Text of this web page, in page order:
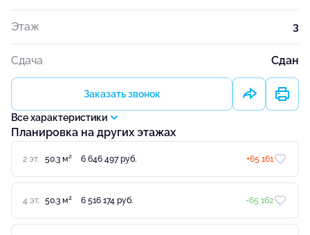
Этаж 3
Сдача Сдан
Заказать звонок
Все характеристики
Планировка на других этажах
2 эт. 50.3 м2 6 646 497 руб. +65 161
4 эт. 50.3 м2 6 516 174 руб. -65 162